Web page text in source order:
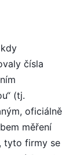
čísla
(tj.
oficiálně
měření
tyto firmy se